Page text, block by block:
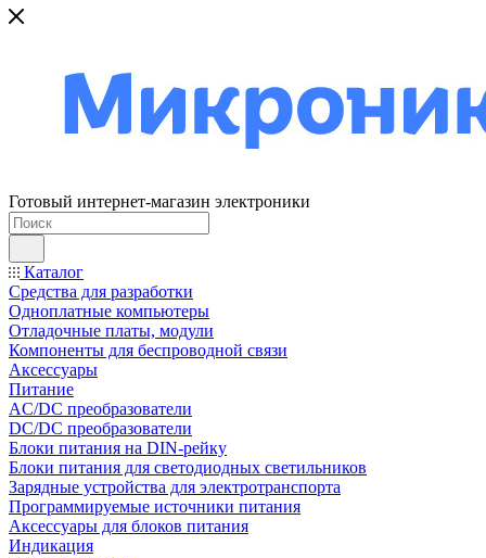
Готовый интернет-магазин электроники
Каталог
Средства для разработки
Одноплатные компьютеры
Отладочные платы, модули
Компоненты для беспроводной связи
Аксессуары
Питание
AC/DC преобразователи
DC/DC преобразователи
Блоки питания на DIN-рейку
Блоки питания для светодиодных светильников
Зарядные устройства для электротранспорта
Программируемые источники питания
Аксессуары для блоков питания
Индикация